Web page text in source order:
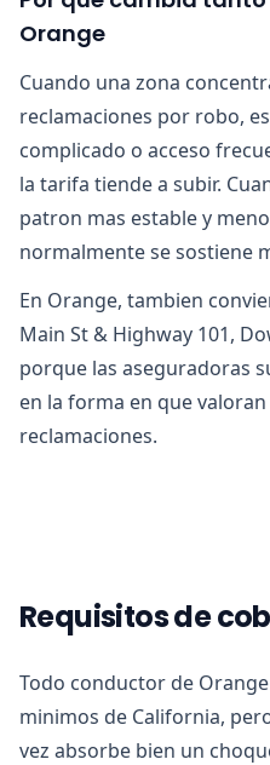
Orange
Cuando una zona
reclamaciones por robo,
complicado o acceso
la tarifa tiende a subir.
patron mas estable y
normalmente se sostiene
En Orange, tambien
Main St & Highway 101,
porque las aseguradoras
en la forma en que
reclamaciones.
Requisitos de
Todo conductor de
minimos de California,
vez absorbe bien un